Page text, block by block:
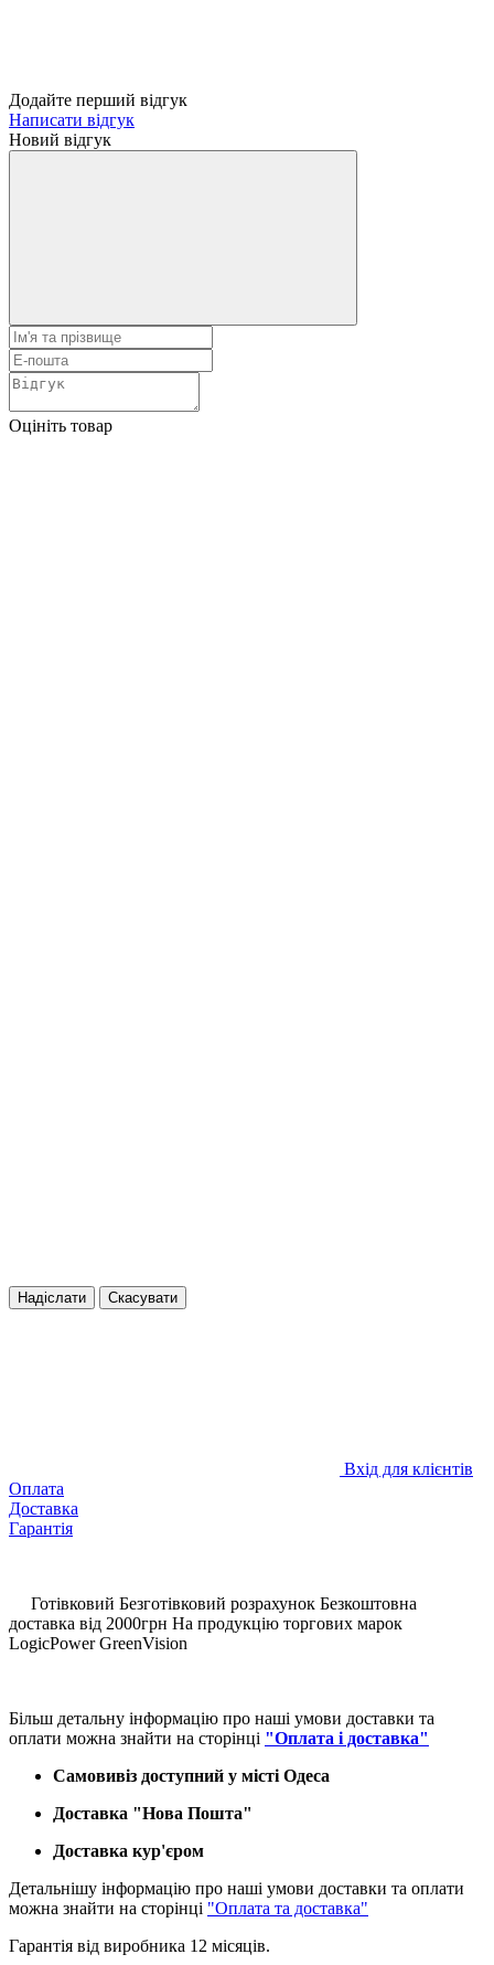
Додайте перший відгук
Написати відгук
Новий відгук
Оцініть товар
Надіслати Скасувати
Вхід для клієнтів
Оплата
Доставка
Гарантія
Готівковий Безготівковий розрахунок Безкоштовна
доставка від 2000грн На продукцію торгових марок
LogicPower GreenVision
Більш детальну інформацію про наші умови доставки та
оплати можна знайти на сторінці "Оплата і доставка"
Самовивіз доступний у місті Одеса
Доставка "Нова Пошта"
Доставка кур'єром
Детальнішу інформацію про наші умови доставки та оплати
можна знайти на сторінці "Оплата та доставка"
Гарантія від виробника 12 місяців.